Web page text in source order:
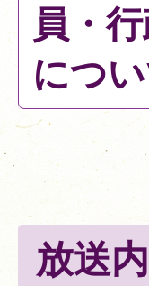
員・
につ
放送